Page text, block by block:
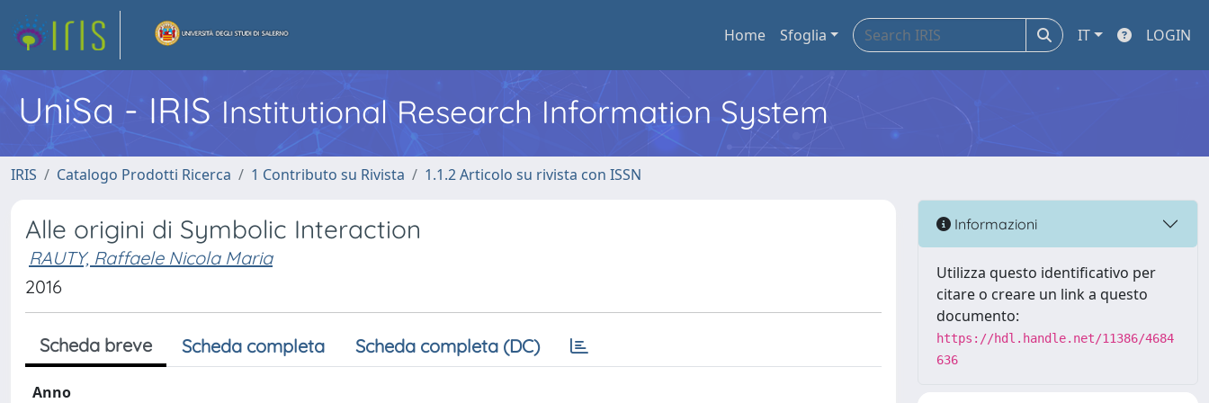
Home Sfoglia IT LOGIN
UniSa - IRIS Institutional Research Information System
IRIS Catalogo Prodotti Ricerca 1 Contributo su Rivista 1.1.2 Articolo su rivista con ISSN
Alle origini di Symbolic Interaction
RAUTY, Raffaele Nicola Maria
2016
Scheda breve Scheda completa Scheda completa (DC)
Anno
Informazioni
Utilizza questo identificativo per
citare o creare un link a questo
documento:
https://hdl.handle.net/11386/4684
636